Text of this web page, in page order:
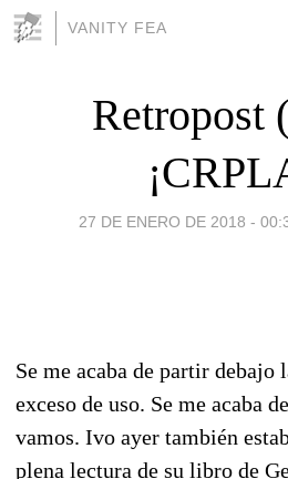
VANITY FEA
Retropost
27 DE ENERO DE 2018 -
Se me acaba de partir
exceso de uso. Se me acaba
vamos. Ivo ayer también
plena lectura de su libro de